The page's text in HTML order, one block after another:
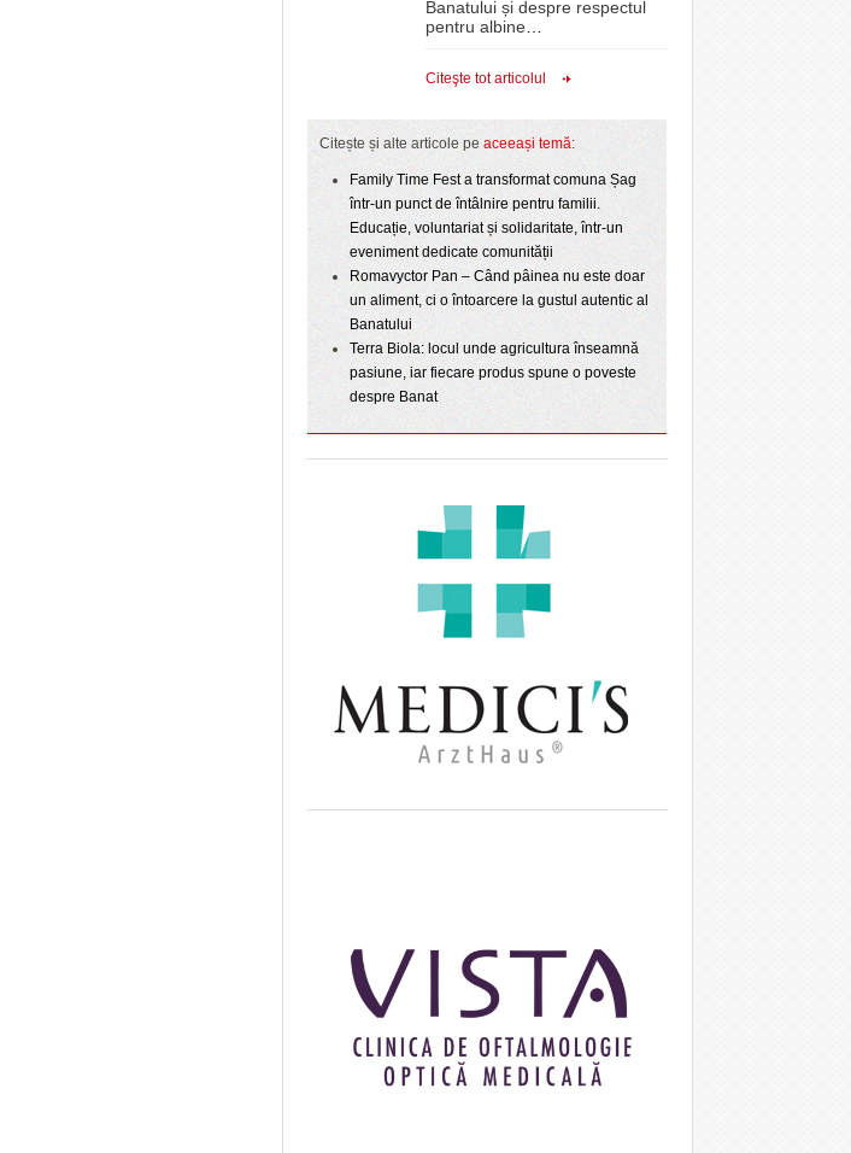
Banatului și despre respectul
pentru albine
Citeşte tot articolul
Citește și alte articole pe aceeași temă:
Family Time Fest a transformat comuna Șag
într-un punct de întâlnire pentru familii.
Educație, voluntariat și solidaritate, într-un
eveniment dedicate comunității
Romavyctor Pan – Când pâinea nu este doar
un aliment, ci o întoarcere la gustul autentic al
Banatului
Terra Biola: locul unde agricultura înseamnă
pasiune, iar fiecare produs spune o poveste
despre Banat